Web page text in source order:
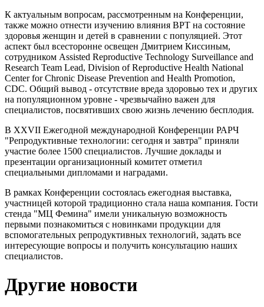
К актуальным вопросам, рассмотренным на Конференции,
также можно отнести изучению влияния ВРТ на состояние
здоровья женщин и детей в сравнении с популяцией. Этот
аспект был всесторонне освещен Дмитрием Киссиным,
сотрудником Assisted Reproductive Technology Surveillance and
Research Team Lead, Division of Reproductive Health National
Center for Chronic Disease Prevention and Health Promotion,
CDC. Общий вывод - отсутствие вреда здоровью тех и других
на популяционном уровне - чрезвычайно важен для
специалистов, посвятивших свою жизнь лечению бесплодия.
В XXVII Ежегодной международной Конференции РАРЧ
"Репродуктивные технологии: сегодня и завтра" приняли
участие более 1500 специалистов. Лучшие доклады и
презентации организационный комитет отметил
специальными дипломами и наградами.
В рамках Конференции состоялась ежегодная выставка,
участницей которой традиционно стала наша компания. Гости
стенда "МЦ Фемина" имели уникальную возможность
первыми познакомиться с новинками продукции для
вспомогательных репродуктивных технологий, задать все
интересующие вопросы и получить консультацию наших
специалистов.
Другие новости